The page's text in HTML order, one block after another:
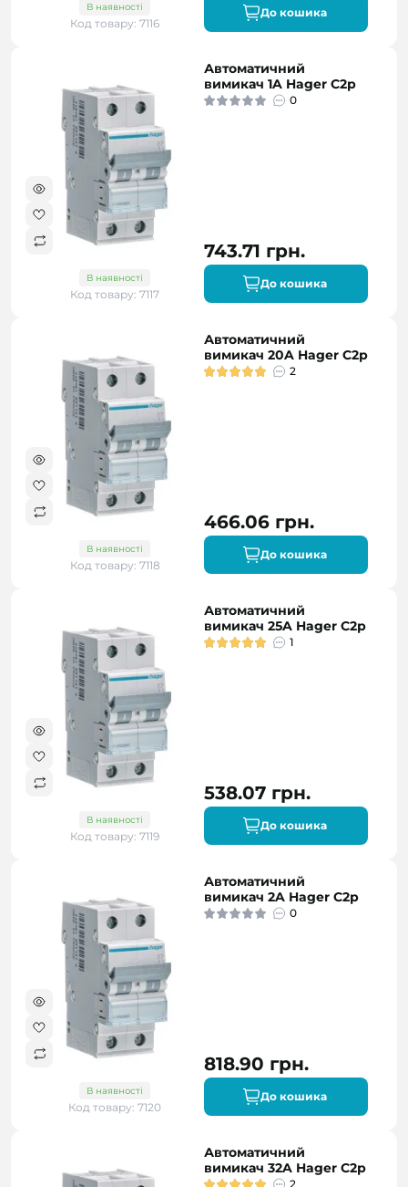
В наявності
Код товару: 7116
До кошика
В наявності
Код товару: 7117
Автоматичний
вимикач 1A Hager C2р
0
743.71 грн.
До кошика
В наявності
Код товару: 7118
Автоматичний
вимикач 20A Hager C2р
2
466.06 грн.
До кошика
В наявності
Код товару: 7119
Автоматичний
вимикач 25A Hager C2р
1
538.07 грн.
До кошика
В наявності
Код товару: 7120
Автоматичний
вимикач 2A Hager C2р
0
818.90 грн.
До кошика
Автоматичний
вимикач 32A Hager C2р
2